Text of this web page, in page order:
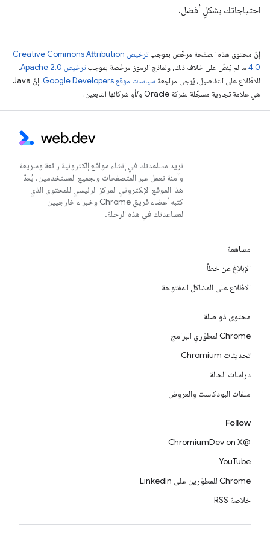
احتياجاتك بشكلٍ أفضل.
إنّ محتوى هذه الصفحة مرخّص بموجب
ترخيص Creative Commons Attribution
4.0‏ ما لم يُنصّ على خلاف ذلك، ونماذج الرموز مرخّصة بموجبترخيص Apache 2.0‏
.
للاطّلاع على التفاصيل، يُرجى مراجعة سياسات موقع Google Developers‏
. إنّ Java
هي علامة تجارية مسجَّلة لشركة Oracle و/أو شركائها التابعين.
نريد مساعدتك في إنشاء مواقع إلكترونية رائعة وسريعة
وآمنة تعمل عبر المتصفحات ولجميع المستخدمين. يُعدّ
هذا الموقع الإلكتروني المركز الرئيسي للمحتوى الذي
كتبه أعضاء فريق Chrome وخبراء خارجيين
لمساعدتك في هذه الرحلة.
مساهمة
الإبلاغ عن خطأ
الاطّلاع على المشاكل المفتوحة
محتوى ذو صلة
Chrome لمطوّري البرامج
تحديثات Chromium
دراسات الحالة
ملفات البودكاست والعروض
Follow
@ChromiumDev on X
YouTube
Chrome للمطوّرين على LinkedIn
خلاصة RSS